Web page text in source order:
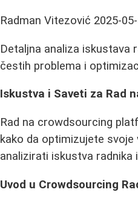
Radman Vitezović 2025-
Detaljna analiza iskustava
čestih problema i
Iskustva i Saveti za Rad
Rad na crowdsourcing
kako da optimizujete
analizirati iskustva
Uvod u Crowdsourcing